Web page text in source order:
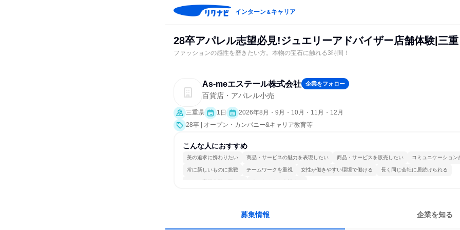
インターン＆キャリア
28卒アパレル志望必見!ジュエリーアドバイザー店舗体験|三重
ファッションの感性を磨きたい方。本物の宝石に触れる3時間！
As‐meエステール株式会社 企業をフォロー
百貨店・アパレル小売
三重県 1日
2026年8月・9月・10月・11月・12月
28卒 | オープン・カンパニー&キャリア教育等
こんな人におすすめ
美の追求に携わりたい 商品・サービスの魅力を表現したい 商品・サービスを販売したい コミュニケーション
常に新しいものに挑戦 チームワークを重視 女性が働きやすい環境で働ける 長く同じ会社に居続けられる
一つの専門分野を極める 人とたくさん会話する
募集情報 企業を知る